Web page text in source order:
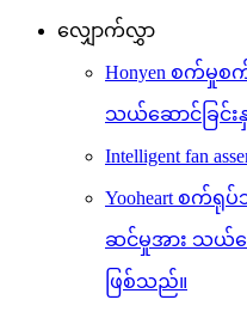
လျှောက်လွှာ
Honyen စက်မှု
သယ်ဆောင်ခြင်းနှ
Intelligent fan
Yooheart စက်
ဆင်မှုအား သယ်ဆ
ဖြစ်သည်။